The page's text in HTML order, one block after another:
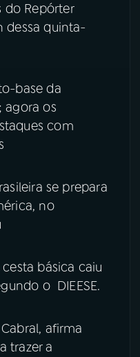
do Repórter
dessa quinta-
base da
agora os
com
se prepara
no
básica caiu
o DIEESE.
afirma
trazer a